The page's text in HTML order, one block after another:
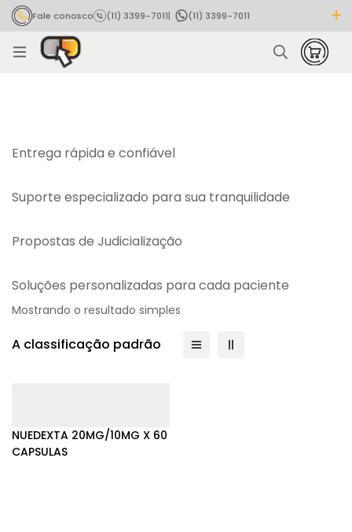
Fale conosco (11) 3399-7011|
(11) 3399-7011
Rastrear pedido
Entrega rápida e confiável
Suporte especializado para sua tranquilidade
Propostas de Judicialização
Soluções personalizadas para cada paciente
Mostrando o resultado simples
A classificação padrão
NUEDEXTA 20MG/10MG X 60
CAPSULAS